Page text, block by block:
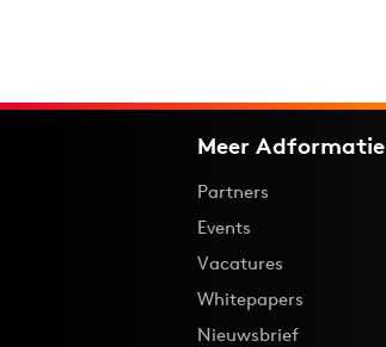
Meer Adformatie
Partners
Events
Vacatures
Whitepapers
Nieuwsbrief